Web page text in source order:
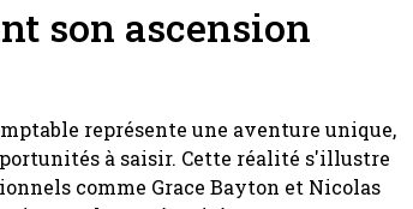
son ascension
représente une aventure unique,
à saisir. Cette réalité s'illustre
comme Grace Bayton et Nicolas